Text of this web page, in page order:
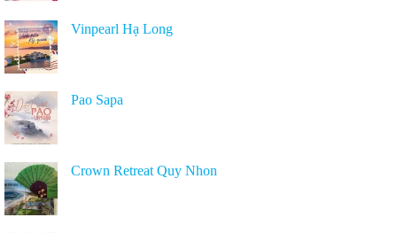
Vinpearl Hạ Long
Pao Sapa
Crown Retreat Quy Nhon